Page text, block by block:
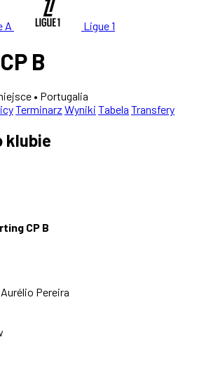
A Ligue 1
B
• Portugalia
Terminarz Wyniki Tabela Transfery
klubie
CP B
Pereira